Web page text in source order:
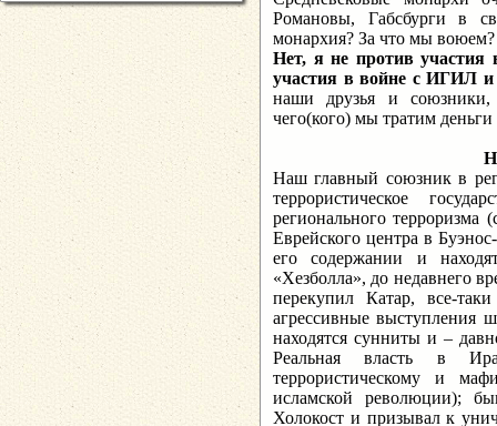
Романовы, Габсбурги в
монархия? За что мы воюем?
Нет, я не против участия
участия в войне с ИГИЛ и
наши друзья и
чего(кого) мы тратим
Наш главный союзник в
террористическое
регионального
Еврейского центра в
его содержании и
«Хезболла», до недавнего
перекупил Катар, все-
агрессивные выступления
находятся сунниты и –
Реальная власть в
террористическому и
исламской революции);
Холокост и призывал к